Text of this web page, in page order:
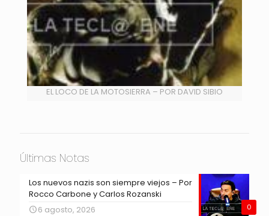
EL LOCO DE LA MOTOSIERRA – POR DAVID SIBIO
Últimas Notas
0
Los nuevos nazis son siempre viejos – Por
Rocco Carbone y Carlos Rozanski
6 agosto, 2026